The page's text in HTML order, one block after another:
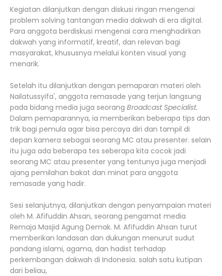
Kegiatan dilanjutkan dengan diskusi ringan mengenai
problem solving tantangan media dakwah di era digital.
Para anggota berdiskusi mengenai cara menghadirkan
dakwah yang informatif, kreatif, dan relevan bagi
masyarakat, khususnya melalui konten visual yang
menarik.
Setelah itu dilanjutkan dengan pemaparan materi oleh
Nailatussyifa', anggota remasade yang terjun langsung
pada bidang media juga seorang Broadcast Specialist.
Dalam pemaparannya, ia memberikan beberapa tips dan
trik bagi pemula agar bisa percaya diri dan tampil di
depan kamera sebagai seorang MC atau presenter. selain
itu juga ada beberapa tes seberapa kita cocok jadi
seorang MC atau presenter yang tentunya juga menjadi
ajang pemilahan bakat dan minat para anggota
remasade yang hadir.
Sesi selanjutnya, dilanjutkan dengan penyampaian materi
oleh M. Afifuddin Ahsan, seorang pengamat media
Remaja Masjid Agung Demak. M. Afifuddin Ahsan turut
memberikan landasan dan dukungan menurut sudut
pandang islami, agama, dan hadist terhadap
perkembangan dakwah di Indonesia. salah satu kutipan
dari beliau,